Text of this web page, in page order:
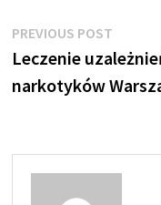
Nawigacja
wpisu
PREVIOUS POSTPrevious
post:
Leczenie
narkotyków